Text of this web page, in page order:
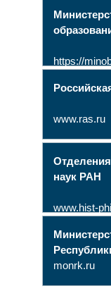
https://
www.ras.ru
наук РАН
www.hist-
monrk.ru